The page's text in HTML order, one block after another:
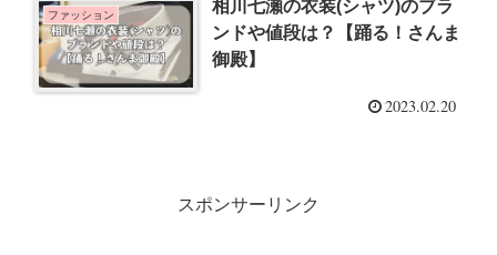
ファッション
相川七瀬の衣装(シャツ)のブラ
ンドや値段は？【踊る！さんま
御殿】
2023.02.20
スポンサーリンク